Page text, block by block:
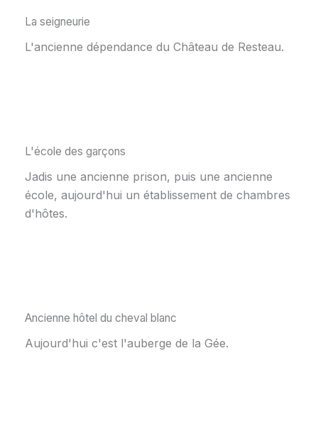
La seigneurie
L'ancienne dépendance du Château de Resteau.
L'école des garçons
Jadis une ancienne prison, puis une ancienne
école, aujourd'hui un établissement de chambres
d'hôtes.
Ancienne hôtel du cheval blanc
Aujourd'hui c'est l'auberge de la Gée.